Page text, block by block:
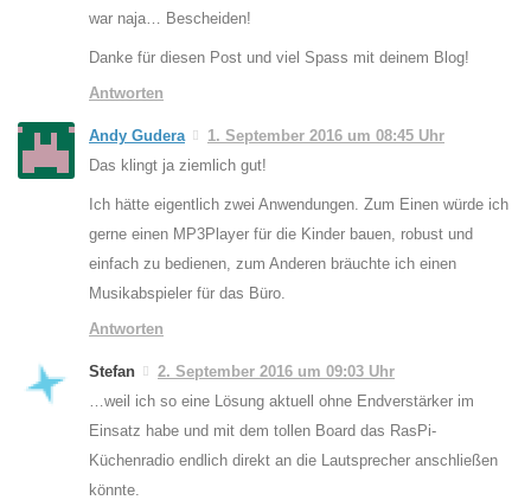
war naja… Bescheiden!
Danke für diesen Post und viel Spass mit deinem Blog!
Antworten
Andy Gudera
1. September 2016 um 08:45 Uhr
Das klingt ja ziemlich gut!
Ich hätte eigentlich zwei Anwendungen. Zum Einen würde ich
gerne einen MP3Player für die Kinder bauen, robust und
einfach zu bedienen, zum Anderen bräuchte ich einen
Musikabspieler für das Büro.
Antworten
Stefan
2. September 2016 um 09:03 Uhr
…weil ich so eine Lösung aktuell ohne Endverstärker im
Einsatz habe und mit dem tollen Board das RasPi-
Küchenradio endlich direkt an die Lautsprecher anschließen
könnte.